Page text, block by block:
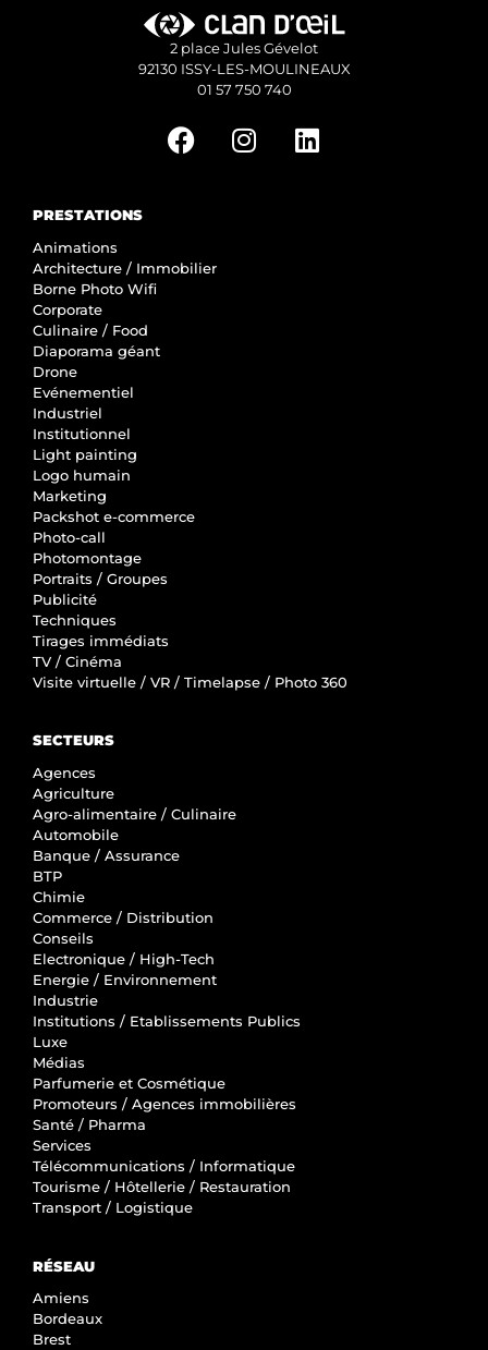
2 place Jules Gévelot
92130 ISSY-LES-MOULINEAUX
01 57 750 740
PRESTATIONS
Animations
Architecture / Immobilier
Borne Photo Wifi
Corporate
Culinaire / Food
Diaporama géant
Drone
Evénementiel
Industriel
Institutionnel
Light painting
Logo humain
Marketing
Packshot e-commerce
Photo-call
Photomontage
Portraits / Groupes
Publicité
Techniques
Tirages immédiats
TV / Cinéma
Visite virtuelle / VR / Timelapse / Photo 360
SECTEURS
Agences
Agriculture
Agro-alimentaire / Culinaire
Automobile
Banque / Assurance
BTP
Chimie
Commerce / Distribution
Conseils
Electronique / High-Tech
Energie / Environnement
Industrie
Institutions / Etablissements Publics
Luxe
Médias
Parfumerie et Cosmétique
Promoteurs / Agences immobilières
Santé / Pharma
Services
Télécommunications / Informatique
Tourisme / Hôtellerie / Restauration
Transport / Logistique
RÉSEAU
Amiens
Bordeaux
Brest